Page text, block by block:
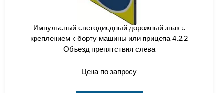
Импульсный cветодиодный дорожный знак с
креплением к борту машины или прицепа 4.2.2
Объезд препятствия слева
Цена по запросу